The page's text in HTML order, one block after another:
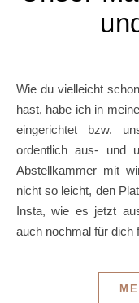
Wie du vielleicht schon auf meinem Instagram-Kanal gesehen
hast, habe ich in
eingerichtet bzw.
ordentlich aus- und
Abstellkammer mit
nicht so leicht, den
Insta, wie es jetzt
auch nochmal für dich